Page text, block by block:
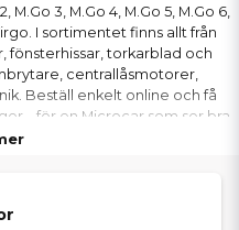
M.Go 3, M.Go 4, M.Go 5, M.Go 6,
I sortimentet finns allt från
fönsterhissar, torkarblad och
centrallåsmotorer,
Beställ enkelt online och få
– för en Microcar som ser bra
perfekt i alla detaljer.